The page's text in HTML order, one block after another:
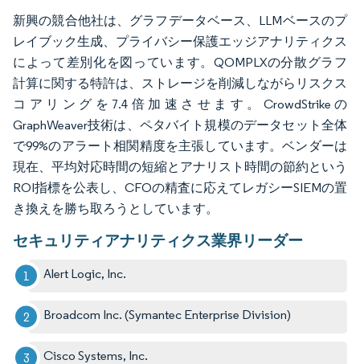
新興の競合他社は、グラフデータベース、LLMベースのプ
レイブック生成、プライバシー保護エッジアナリティクス
によって差別化を図っています。QOMPLXの分散グラフ
計算に関する特許は、ストレージを削減しながらリスクス
コアリングを7.4倍加速させます。CrowdStrikeの
GraphWeaver技術は、ペタバイト規模のデータセット全体
で99%のアラート相関精度を主張しています。ベンダーは
現在、平均対応時間の短縮とアナリスト時間の節約という
ROI指標を公表し、CFOの精査に応えてレガシーSIEMの置
き換えを勝ち取ろうとしています。
セキュリティアナリティクス業界リーダー
Alert Logic, Inc.
Broadcom Inc. (Symantec Enterprise Division)
Cisco Systems, Inc.